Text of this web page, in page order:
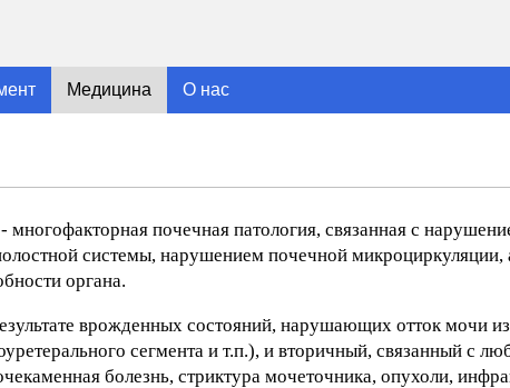
Медицина О нас
почечная патология, связанная с
системы, нарушением почечной
органа.
врожденных состояний, нарушающих отток мочи
сегмента и т.п.), и вторичный, связанный с
болезнь, стриктура мочеточника, опухоли,